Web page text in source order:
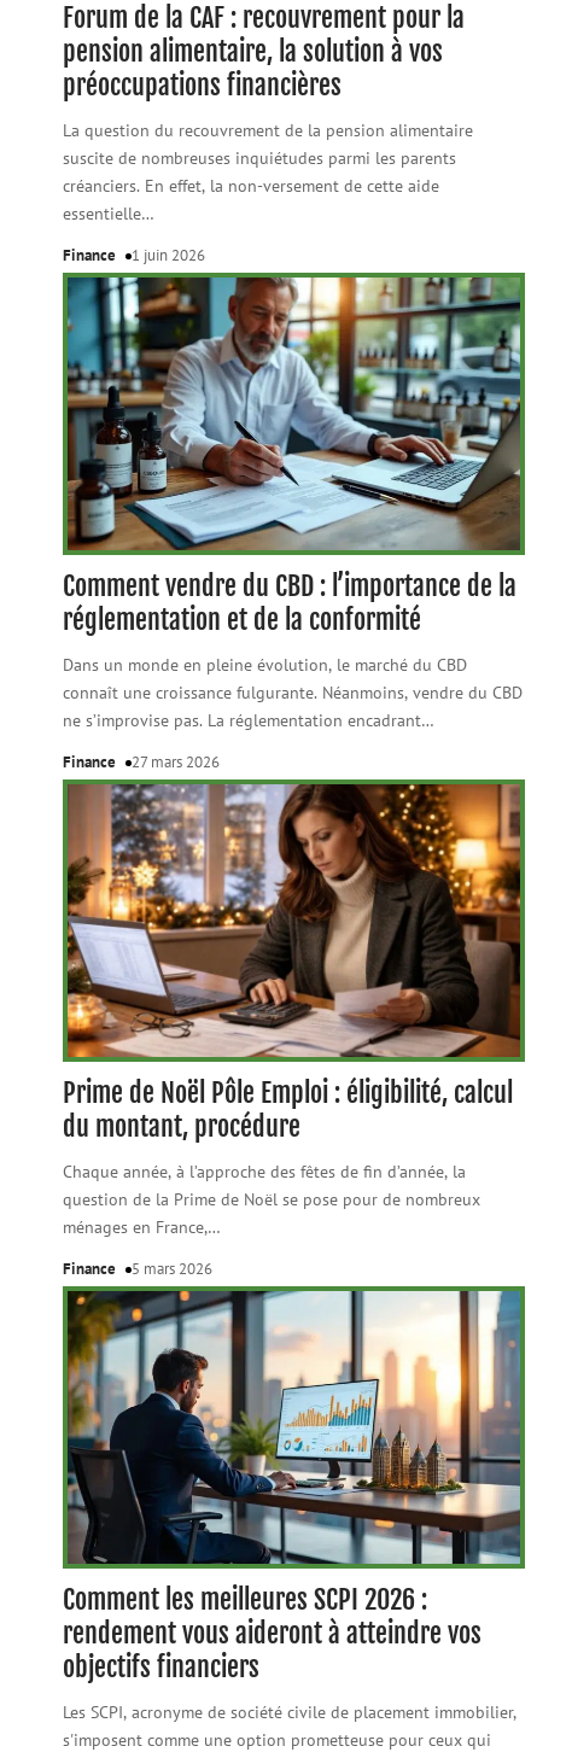
Forum de la CAF : recouvrement pour la
pension alimentaire, la solution à vos
préoccupations financières
La question du recouvrement de la pension alimentaire
suscite de nombreuses inquiétudes parmi les parents
créanciers. En effet, la non-versement de cette aide
essentielle…
Finance 1 juin 2026
Comment vendre du CBD : l’importance de la
réglementation et de la conformité
Dans un monde en pleine évolution, le marché du CBD
connaît une croissance fulgurante. Néanmoins, vendre du CBD
ne s’improvise pas. La réglementation encadrant…
Finance 27 mars 2026
Prime de Noël Pôle Emploi : éligibilité, calcul
du montant, procédure
Chaque année, à l’approche des fêtes de fin d’année, la
question de la Prime de Noël se pose pour de nombreux
ménages en France,…
Finance 5 mars 2026
Comment les meilleures SCPI 2026 :
rendement vous aideront à atteindre vos
objectifs financiers
Les SCPI, acronyme de société civile de placement immobilier,
s'imposent comme une option prometteuse pour ceux qui